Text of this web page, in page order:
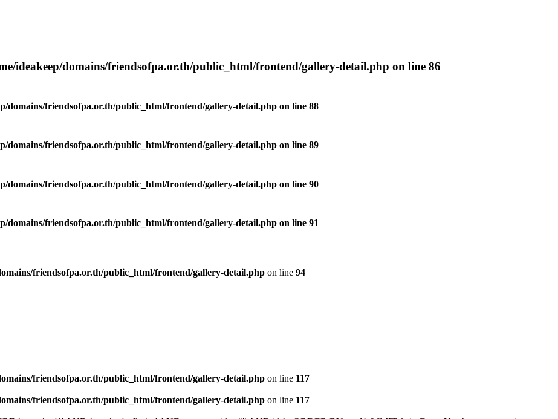
ideakeep/domains/friendsofpa.or.th/public_html/frontend/gallery-detail.php on line 86
domains/friendsofpa.or.th/public_html/frontend/gallery-detail.php on line 88
domains/friendsofpa.or.th/public_html/frontend/gallery-detail.php on line 89
domains/friendsofpa.or.th/public_html/frontend/gallery-detail.php on line 90
domains/friendsofpa.or.th/public_html/frontend/gallery-detail.php on line 91
friendsofpa.or.th/public_html/frontend/gallery-detail.php on line 94
friendsofpa.or.th/public_html/frontend/gallery-detail.php on line 117
friendsofpa.or.th/public_html/frontend/gallery-detail.php on line 117